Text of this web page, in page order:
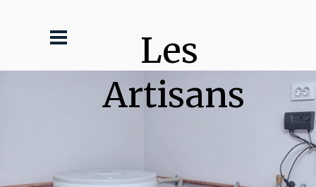
Les
Artisans